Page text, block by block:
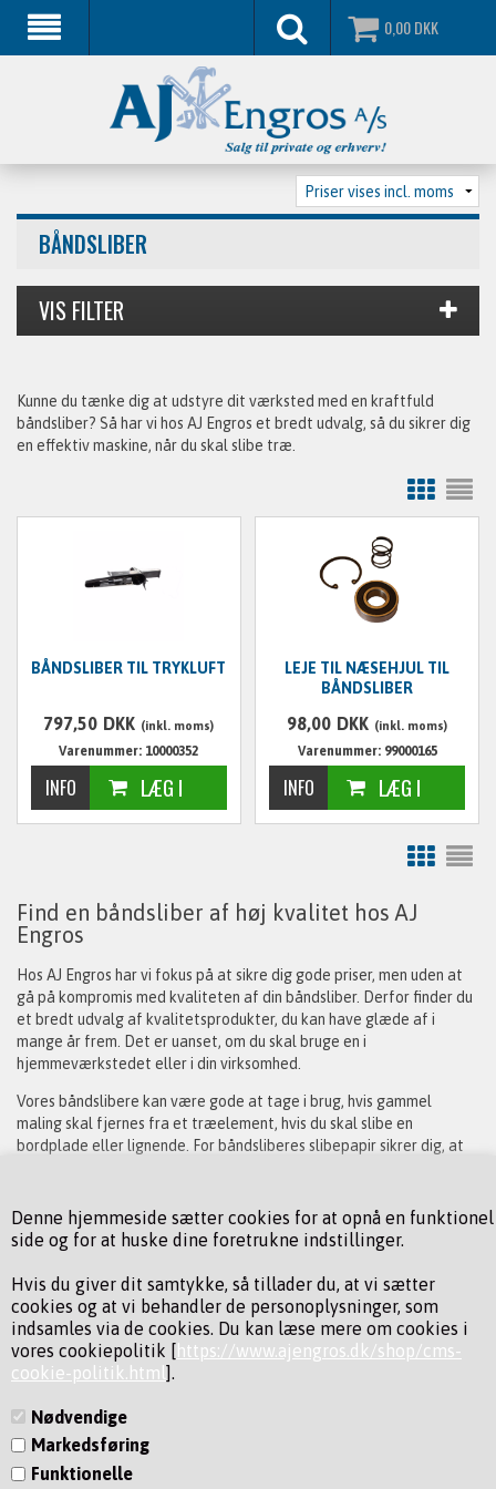
Denne hjemmeside sætter cookies for at opnå en funktionel
side og for at huske dine foretrukne indstillinger.
Hvis du giver dit samtykke, så tillader du, at vi sætter
cookies og at vi behandler de personoplysninger, som
indsamles via de cookies. Du kan læse mere om cookies i
vores cookiepolitik [https://www.ajengros.dk/shop/cms-
cookie-politik.html ].
Nødvendige
Markedsføring
Funktionelle
0,00DKK
BÅNDSLIBER
Kunne du tænke dig at udstyre dit værksted med en kraftfuld
båndsliber? Så har vi hos AJ Engros et bredt udvalg, så du sikrer dig
en effektiv maskine, når du skal slibe træ.
BÅNDSLIBER TIL TRYKLUFT
797,50 DKK (inkl. moms)
Varenummer: 10000352
LEJE TIL NÆSEHJUL TIL
BÅNDSLIBER
98,00 DKK (inkl. moms)
Varenummer: 99000165
Find en båndsliber af høj kvalitet hos AJ
Engros
Hos AJ Engros har vi fokus på at sikre dig gode priser, men uden at
gå på kompromis med kvaliteten af din båndsliber. Derfor finder du
et bredt udvalg af kvalitetsprodukter, du kan have glæde af i
mange år frem. Det er uanset, om du skal bruge en i
hjemmeværkstedet eller i din virksomhed.
Vores båndslibere kan være gode at tage i brug, hvis gammel
maling skal fjernes fra et træelement, hvis du skal slibe en
bordplade eller lignende. For båndsliberes slibepapir sikrer dig, at
Her på siden finder du maskiner i forskellige prisklasser og
størrelser. Vi ved nemlig alt om, hvor stor forskel der kan være på
ønskerne og behovene til maskinen – det har vi derfor også forsøgt
at tage højde for, da vi har udvalgt båndslibere til vores sortiment.
Tag endelig et kig på vores side og se, om ikke du kan finde det, du
leder efter.
KONTAKT